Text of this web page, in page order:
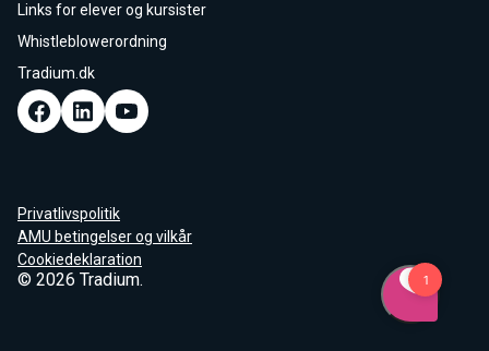
Links for elever og kursister
Whistleblowerordning
Tradium.dk
© 2026 Tradium.
Privatlivspolitik
AMU betingelser og vilkår
Cookiedeklaration